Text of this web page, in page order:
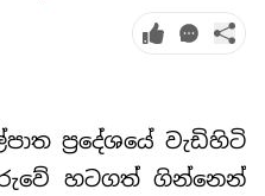
ප්‍රදේශයේ වැඩිහිටි
හටගත් ගින්නෙන්